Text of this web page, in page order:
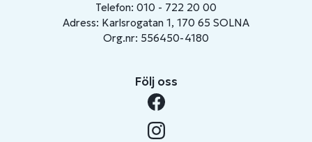
Telefon: 010 - 722 20 00
Adress: Karlsrogatan 1, 170 65 SOLNA
Org.nr: 556450-4180
Följ oss